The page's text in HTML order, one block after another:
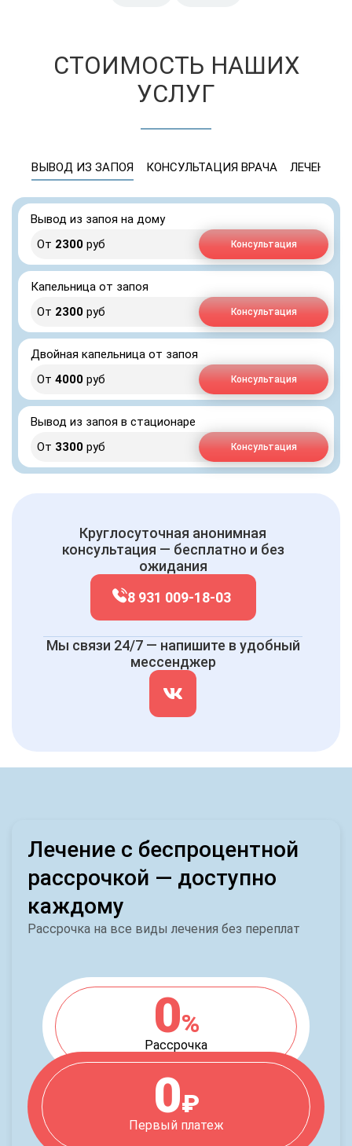
СТОИМОСТЬ НАШИХ
УСЛУГ
ВЫВОД ИЗ ЗАПОЯ КОНСУЛЬТАЦИЯ ВРАЧА ЛЕЧЕНИЕ
Вывод из запоя на дому
От 2300 руб Консультация
Капельница от запоя
От 2300 руб Консультация
Двойная капельница от запоя
От 4000 руб Консультация
Вывод из запоя в стационаре
От 3300 руб Консультация
Круглосуточная анонимная
консультация — бесплатно и без
ожидания
8 931 009-18-03
Мы связи 24/7 — напишите в удобный
мессенджер
Лечение с беспроцентной
рассрочкой — доступно
каждому
Рассрочка на все виды лечения без переплат
0%
Рассрочка
0₽
Первый платеж